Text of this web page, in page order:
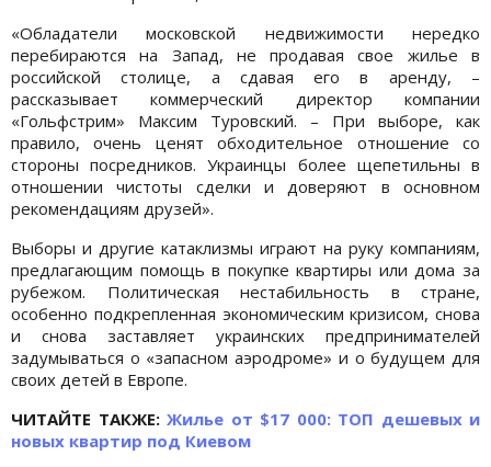
«Обладатели московской недвижимости нередко
перебираются на Запад, не продавая свое жилье в
российской столице, а сдавая его в аренду, –
рассказывает коммерческий директор компании
«Гольфстрим» Максим Туровский. – При выборе, как
правило, очень ценят обходительное отношение со
стороны посредников. Украинцы более щепетильны в
отношении чистоты сделки и доверяют в основном
рекомендациям друзей».
Выборы и другие катаклизмы играют на руку компаниям,
предлагающим помощь в покупке квартиры или дома за
рубежом. Политическая нестабильность в стране,
особенно подкрепленная экономическим кризисом, снова
и снова заставляет украинских предпринимателей
задумываться о «запасном аэродроме» и о будущем для
своих детей в Европе.
ЧИТАЙТЕ ТАКЖЕ: Жилье от $17 000: ТОП дешевых и
новых квартир под Киевом